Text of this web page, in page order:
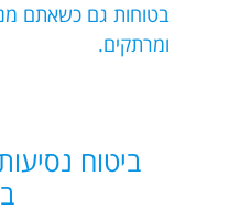
בטוחות גם כשאתם
ומרתקים.
ביטוח